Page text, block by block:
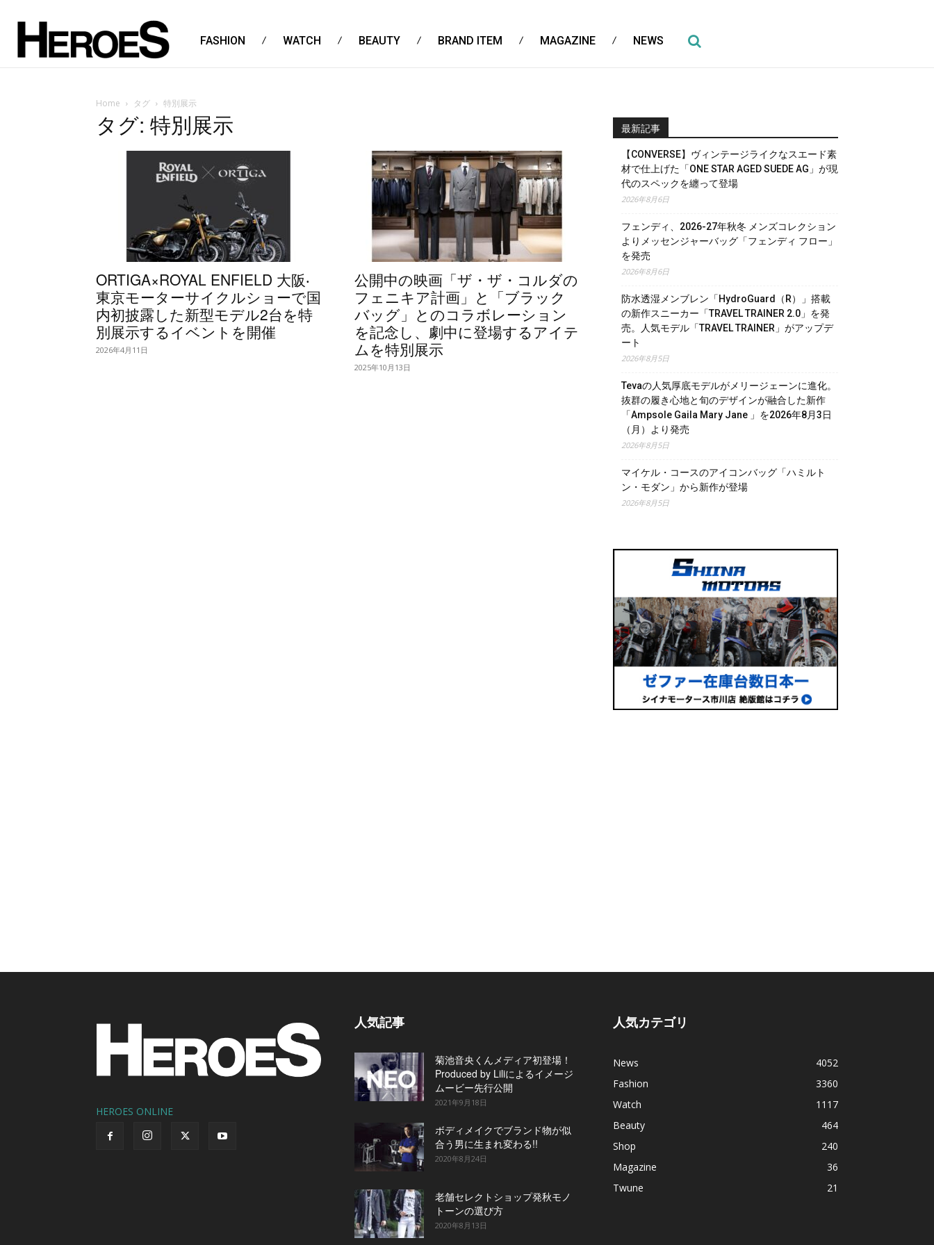
FASHION WATCH BEAUTY BRAND ITEM MAGAZINE NEWS
Home タグ 特別展示
タグ: 特別展示
ORTIGA×ROYAL ENFIELD 大阪‧
東京モーターサイクルショーで国
内初披露した新型モデル2台を特
別展示するイベントを開催
2026年4月11日
公開中の映画「ザ・ザ・コルダの
フェニキア計画」と「ブラック
バッグ」とのコラボレーション
を記念し、劇中に登場するアイテ
ムを特別展示
2025年10月13日
最新記事
【CONVERSE】ヴィンテージライクなスエード素
材で仕上げた「ONE STAR AGED SUEDE AG」が現
代のスペックを纏って登場
2026年8月6日
フェンディ、2026-27年秋冬 メンズコレクション
よりメッセンジャーバッグ「フェンディ フロー」
を発売
2026年8月6日
防水透湿メンブレン「HydroGuard（R）」搭載
の新作スニーカー「TRAVEL TRAINER 2.0」を発
売。人気モデル「TRAVEL TRAINER」がアップデ
ート
2026年8月5日
Tevaの人気厚底モデルがメリージェーンに進化。
抜群の履き心地と旬のデザインが融合した新作
「Ampsole Gaila Mary Jane 」を2026年8月3日
（月）より発売
2026年8月5日
マイケル・コースのアイコンバッグ「ハミルト
ン・モダン」から新作が登場
2026年8月5日
HEROES ONLINE
人気記事
菊池音央くんメディア初登場！
Produced by Liliによるイメージ
ムービー先行公開
2021年9月18日
ボディメイクでブランド物が似
合う男に生まれ変わる!!
2020年8月24日
老舗セレクトショップ発秋モノ
トーンの選び方
2020年8月13日
人気カテゴリ
News
4052
Fashion
3360
Watch
1117
Beauty
464
Shop
240
Magazine
36
Twune
21